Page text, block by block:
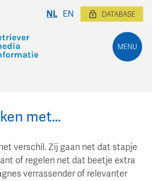
MENU
NL EN DATABASE
met…
verschil. Zij gaan net dat stapje
of regelen net dat beetje extra
verrassender of relevanter